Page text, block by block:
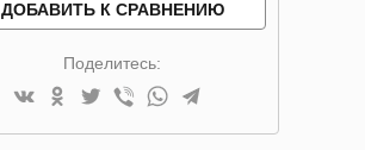
ДОБАВИТЬ К СРАВНЕНИЮ
Поделитесь: